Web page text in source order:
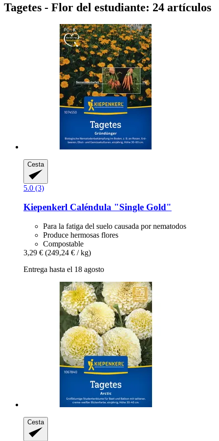
Tagetes - Flor del estudiante: 24 artículos
Cesta
5.0 (3)
Kiepenkerl Caléndula "Single Gold"
Para la fatiga del suelo causada por nematodos
Produce hermosas flores
Compostable
3,29 € (249,24 € / kg)
Entrega hasta el 18 agosto
Cesta